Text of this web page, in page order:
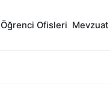
Öğrenci Ofisleri Mevzuat